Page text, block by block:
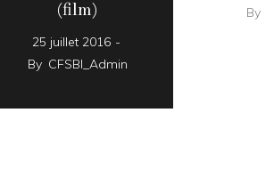
(film)
25 juillet 2016
By CFSBI_Admin
By